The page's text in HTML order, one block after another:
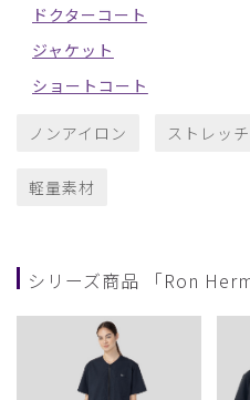
ドクターコート
ジャケット
ショートコート
ノンアイロン ストレッチ
軽量素材
シリーズ商品 「Ron